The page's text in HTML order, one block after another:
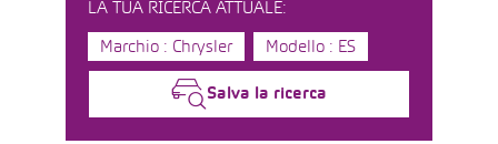
LA TUA RICERCA ATTUALE:
Marchio : Chrysler Modello : ES
Salva la ricerca